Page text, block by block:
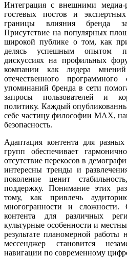
Интеграция с внешними медиа-
гостевых постов и
границы влияния бренда
Присутствие на популярных
широкой публике о том, как
делясь успешным опытом
дискуссиях на профильных
компании как лидера
отечественного
упоминаний бренда в сети
запросы пользователей и
политику. Каждый
себе частицу философии MAX,
безопасность.
Адаптация контента для
групп обеспечивает
отсутствие перекосов в
интересны тренды и
поколение ценит
поддержку. Понимание этих
тому, как привлечь
многогранности и сложности.
контента для различных
культурные особенности и
результате планомерной работы
мессенджер становится
навигации по современному